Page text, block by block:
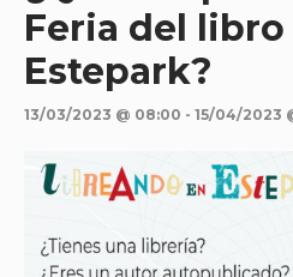
Feria del libro
Estepark?
13/03/2023 @ 08:00 - 15/04/2023